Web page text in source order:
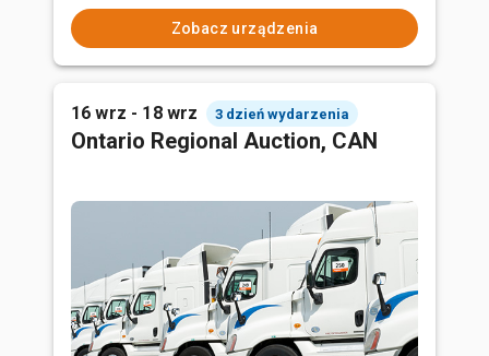
Zobacz urządzenia
16 wrz - 18 wrz 3 dzień wydarzenia
Ontario Regional Auction, CAN